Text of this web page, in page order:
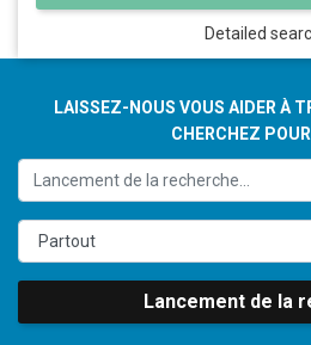
Detailed
LAISSEZ-NOUS VOUS AIDER À
CHERCHEZ
Lancement de la